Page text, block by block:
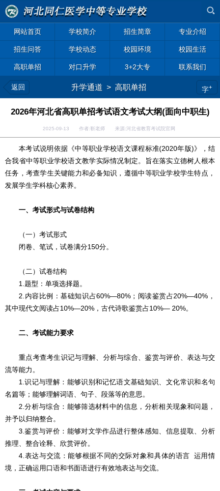
网站首页 学校简介 招生简章 专业介绍
招生问答 学校动态 校园环境 校园生活
高职单招 对口升学 3+2大专 联系我们
返回 升学通道 > 高职单招 字+
2026年河北省高职单招考试语文考试大纲(面向中职生)
2025-09-13 作者:靳老师 来源:河北省教育考试院官网
本考试说明依据《中等职业学校语文课程标准(2020年版)》，结
合我省中等职业学校语文教学实际情况制定。旨在落实立德树人根本
任务，考查学生关键能力和必备知识，遵循中等职业学校学生特点，
发展学生学科核心素养。
一、考试形式与试卷结构
（一）考试形式
闭卷、笔试，试卷满分150分。
（二）试卷结构
1.题型：单项选择题。
2.内容比例：基础知识占60%—80%；阅读鉴赏占20%—40%，
其中现代文阅读占10%—20%，古代诗歌鉴赏占10%— 20%。
二、考试能力要求
重点考查考生识记与理解、分析与综合、鉴赏与评价、表达与交
流等能力。
1.识记与理解：能够识别和记忆语文基础知识、文化常识和名句
名篇等；能够理解词语、句子、段落等的意思。
2.分析与综合：能够筛选材料中的信息，分析相关现象和问题，
并予以归纳整合。
3.鉴赏与评价：能够对文学作品进行整体感知、信息提取、分析
推理、整合诠释、欣赏评价。
4.表达与交流：能够根据不同的交际对象和具体的语言 运用情
境，正确运用口语和书面语进行有效地表达与交流。